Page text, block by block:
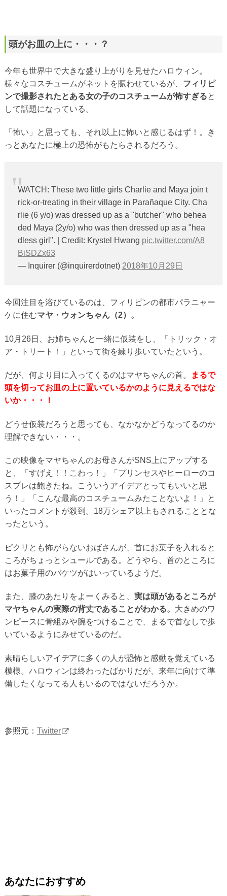
頭がお皿の上に・・・？
今年も世界中で大きな盛り上がりを見せたハロウィン。
様々なコスチュームがネットを賑わせているが、 フィリピ
ンで撮影されたとある女の子のコスチュームが怖すぎると
して話題になっている。
「怖い」と思っても、それ以上に怖いと感じるはず！。き
っとあなたに極上の恐怖がもたらされるだろう。
WATCH: These two little girls Charlie and Maya join t
rick-or-treating in their village in Parañaque City. Cha
rlie (6 y/o) was dressed up as a "butcher" who behea
ded Maya (2y/o) who was then dressed up as a "hea
dless girl". | Credit: Krystel Hwang pic.twitter.com/A8
BiSDZx63
— Inquirer (@inquirerdotnet) 2018年10月29日
今回注目を浴びているのは、フィリピンの都市パラニャー
ケに住むマヤ・ウォンちゃん（2）。
10月26日、お姉ちゃんと一緒に仮装をし、「トリック・オ
ア・トリート！」といって街を練り歩いていたという。
だが、何より目に入ってくるのはマヤちゃんの首。
まるで
頭を切ってお皿の上に置いているかのように見えるではな
いか・・・！
どうせ仮装だろうと思っても、なかなかどうなってるのか
理解できない・・・。
この映像をマヤちゃんのお母さんがSNS上にアップする
と、「すげえ！！こわっ！」「プリンセスやヒーローのコ
スプレは飽きたね。こういうアイデアとってもいいと思
う！」「こんな最高のコスチュームみたことないよ！」と
いったコメントが殺到。18万シェア以上もされることとな
ったという。
ピクリとも怖がらないおばさんが、首にお菓子を入れると
ころがちょっとシュールである。どうやら、首のところに
はお菓子用のバケツがはいっているようだ。
また、膝のあたりをよーくみると、 実は頭があるところが
マヤちゃんの実際の背丈であることがわかる。 大きめのワ
ンピースに骨組みや腕をつけることで、まるで首なしで歩
いているようにみせているのだ。
素晴らしいアイデアに多くの人が恐怖と感動を覚えている
模様。ハロウィンは終わったばかりだが、来年に向けて準
備したくなってる人もいるのではないだろうか。
参照元： Twitter
あなたにおすすめ